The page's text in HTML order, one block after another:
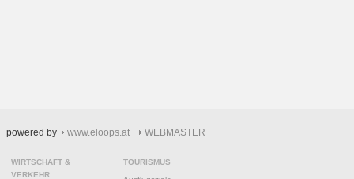
powered by www.eloops.at WEBMASTER
WIRTSCHAFT &
VERKEHR
TOURISMUS